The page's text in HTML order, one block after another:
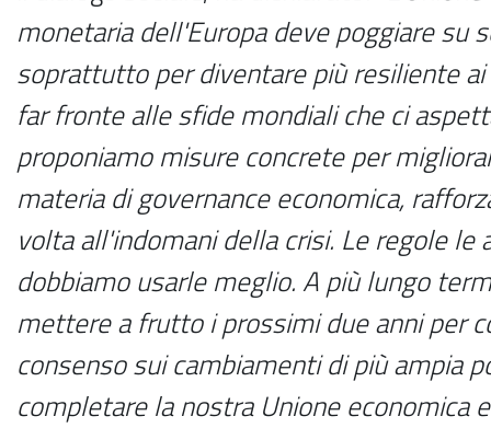
monetaria dell'Europa deve poggiare su
soprattutto per diventare più resiliente
far fronte alle sfide mondiali che ci
proponiamo misure concrete per
materia di governance economica,
volta all'indomani della crisi. Le regole le
dobbiamo usarle meglio. A più lungo
mettere a frutto i prossimi due anni per
consenso sui cambiamenti di più ampia
completare la nostra Unione economica